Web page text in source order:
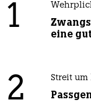
1
eine
2 Streit um